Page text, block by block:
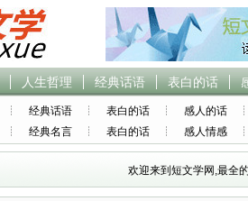
人生哲理 经典话语 表白的话
经典话语 表白的话
感人的话
经典名言 表白的话 感人情感
欢迎来到短文学网,最全